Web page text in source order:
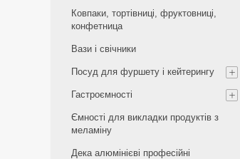
Ковпаки, тортівниці, фруктовниці,
конфетница
Вази і свічники
Посуд для фуршету і кейтерингу
Гастроємності
Ємності для викладки продуктів з
меламіну
Дека алюмінієві професійні